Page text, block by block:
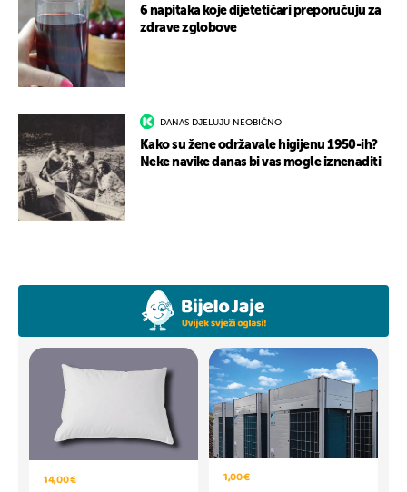
6 napitaka koje dijetetičari preporučuju za
zdrave zglobove
DANAS DJELUJU NEOBIČNO
Kako su žene održavale higijenu 1950-ih?
Neke navike danas bi vas mogle iznenaditi
14,00 € 1,00 €